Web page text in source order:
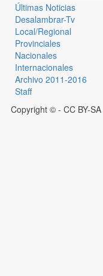
Últimas Noticias
Desalambrar-Tv
Local/Regional
Provinciales
Nacionales
Internacionales
Archivo 2011-2016
Staff
Copyright © - CC BY-SA